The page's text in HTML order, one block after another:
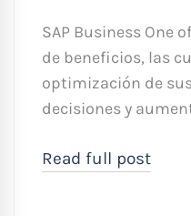
SAP Business One
de beneficios, las
optimización de
decisiones y
Read full post